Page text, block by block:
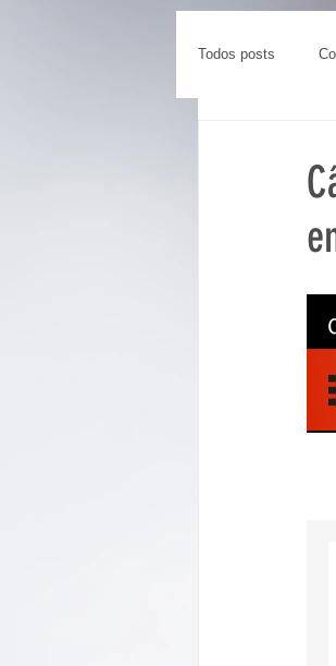
Todos posts